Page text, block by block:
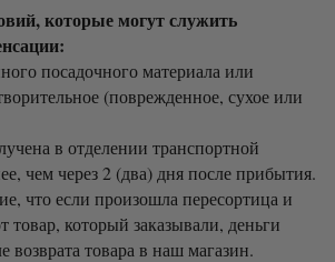
которые могут служить
посадочного материала или
(поврежденное, сухое или
в отделении транспортной
чем через 2 (два) дня после прибытия.
что если произошла пересортица и
который заказывали, деньги
возврата товара в наш магазин.